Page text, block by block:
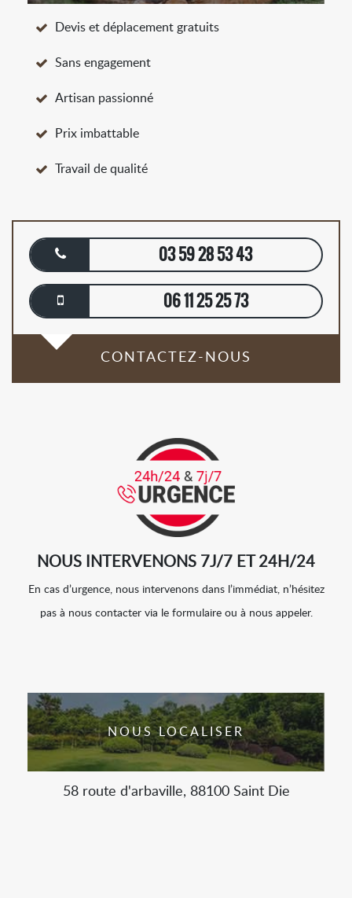
Devis et déplacement gratuits
Sans engagement
Artisan passionné
Prix imbattable
Travail de qualité
03 59 28 53 43
06 11 25 25 73
CONTACTEZ-NOUS
NOUS INTERVENONS 7J/7 ET 24H/24
En cas d’urgence, nous intervenons dans l’immédiat, n’hésitez
pas à nous contacter via le formulaire ou à nous appeler.
NOUS LOCALISER
58 route d'arbaville, 88100 Saint Die